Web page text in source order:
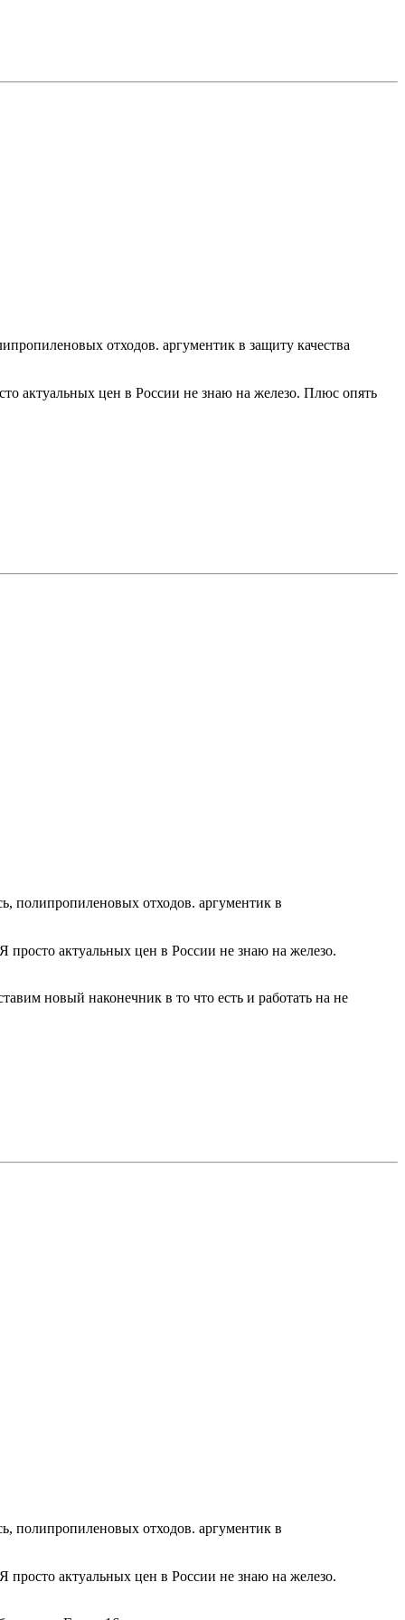
отходов. аргументик в защиту качества
актуальных цен в России не знаю на железо. Плюс опять
полипропиленовых отходов. аргументик в
просто актуальных цен в России не знаю на железо.
новый наконечник в то что есть и работать на не
полипропиленовых отходов. аргументик в
просто актуальных цен в России не знаю на железо.